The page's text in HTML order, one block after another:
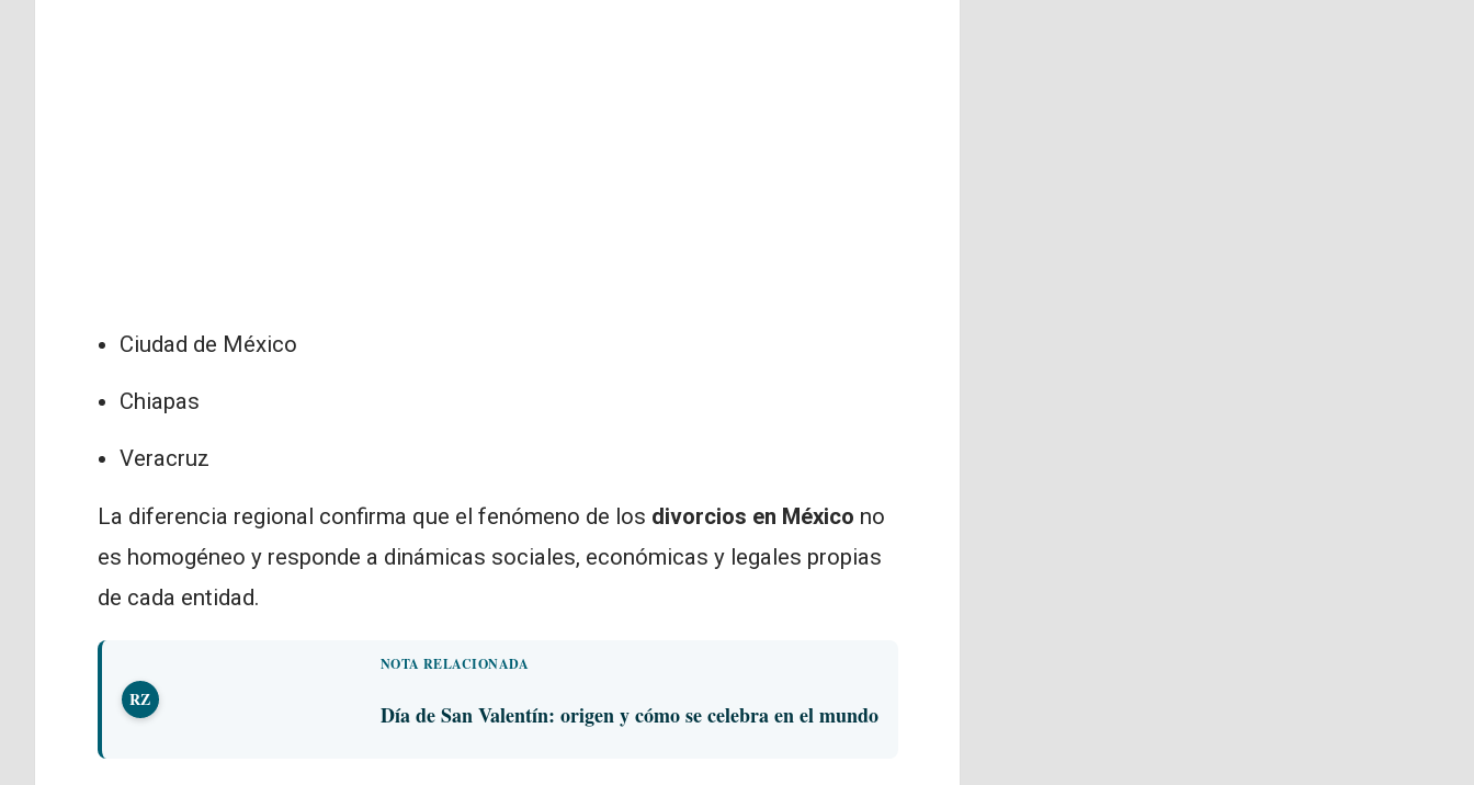
Ciudad de México
Chiapas
Veracruz
La diferencia regional confirma que el fenómeno de los divorcios en México no
es homogéneo y responde a dinámicas sociales, económicas y legales propias
de cada entidad.
RZ
NOTA RELACIONADA
Día de San Valentín: origen y cómo se celebra en el mundo